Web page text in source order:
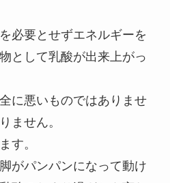
必要とせずエネルギーを
として乳酸が出来上がっ
に悪いものではありませ
ません。
す。
がパンパンになって動け